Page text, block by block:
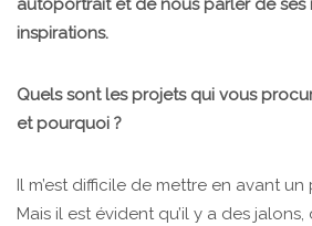
autoportrait et de nous parler de ses
inspirations.
Quels sont les projets qui vous
et pourquoi ?
Il m’est difficile de mettre en avant
Mais il est évident qu’il y a des